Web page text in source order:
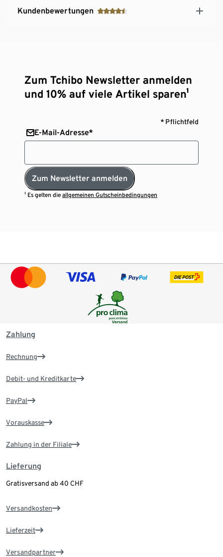
Kundenbewertungen
Zum Tchibo Newsletter anmelden
und 10% auf viele Artikel sparen¹
* Pflichtfeld
E-Mail-Adresse*
Zum Newsletter anmelden
¹ Es gelten dieallgemeinen Gutscheinbedingungen
Zahlung
Rechnung
Debit- und Kreditkarte
PayPal
Vorauskasse
Zahlung in der Filiale
Lieferung
Gratisversand ab 40 CHF
Versandkosten
Lieferzeit
Versandpartner